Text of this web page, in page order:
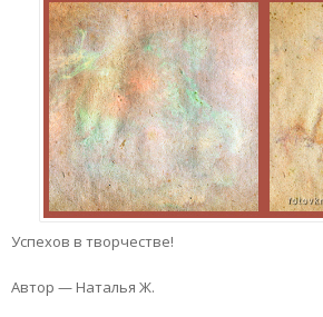
Успехов в творчестве!
Автор — Наталья Ж.